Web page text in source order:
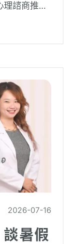
諮商推薦
調。
2026-07-16
暑假